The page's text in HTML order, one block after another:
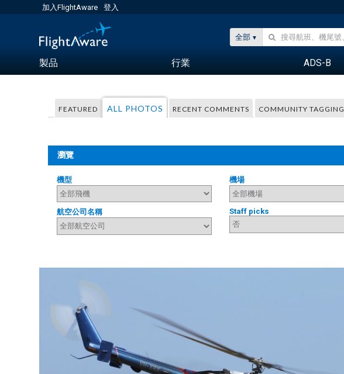
加入FlightAware 登入
全部
製品 行業 ADS-B
FEATURED ALL PHOTOS RECENT COMMENTS COMMUNITY TAGGING
瀏覽
機型 機場
航空公司名稱 Staff picks